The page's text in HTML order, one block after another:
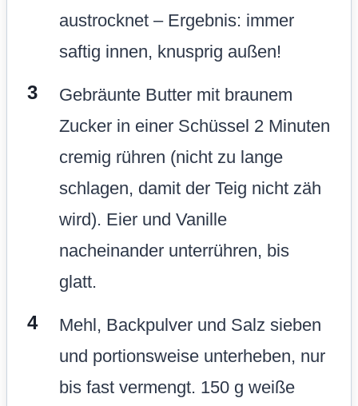
Mehl, Backpulver und Salz sieben
und portionsweise unterheben, nur
bis fast vermengt. 150 g weiße
Schokoladen-Chips unterheben.
Teig in die Form füllen, glatt
streichen und 30 Minuten kalt
stellen (das stabilisiert die Textur
und verhindert Auslaufen).
Restliche Chips obendrauf streuen.
25-30 Minuten backen, bis die
Ränder goldbraun und knusprig
sind, die Mitte aber noch leicht